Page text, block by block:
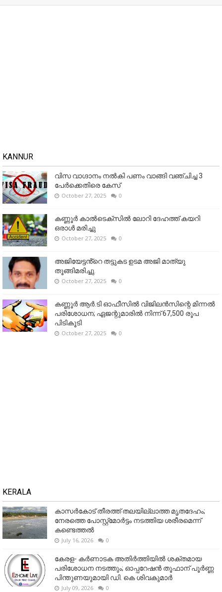
KANNUR
വിസ വാഗ്ദാനം നൽകി പണം വാങ്ങി വഞ്ചിച്ച 3
പേർക്കെതിരെ കേസ്
October 27, 2025 0
കണ്ണൂര്‍ കാല്‍ടെക്‌സില്‍ ലോറി ദേഹത്ത് കയറി
ഒരാള്‍ മരിച്ചു
October 27, 2025 0
അജിയേട്ടൻ്റെ തട്ടുകട ഉടമ അജി മാത്യു
തൂങ്ങിമരിച്ചു.
October 27, 2025 0
കണ്ണൂര്‍ ആര്‍.ടി ഓഫീസില്‍ വിജിലൻസിന്റെ മിന്നല്‍
പരിശോധന; ഏജന്റുമാരില്‍ നിന്ന് 67,500 രൂപ
പിടികൂടി
October 27, 2025 0
KERALA
കാസർകോട് തീരത്ത് തലയില്ലാത്ത മൃതദേഹം;
നേരത്തെ പോസ്റ്റ്‌മോർട്ടം നടത്തിയ ശരീരമെന്ന്
കണ്ടെത്തൽ
July 16, 2026 0
കേരള- കർണാടക അതിർത്തിയിൽ ശക്തമായ
പരിശോധന നടത്തും; ഓപ്പറേഷൻ തൂഫാന് പൂർണ്ണ
പിന്തുണയുമായി ഡി. കെ ശിവകുമാർ
July 09, 2026 0